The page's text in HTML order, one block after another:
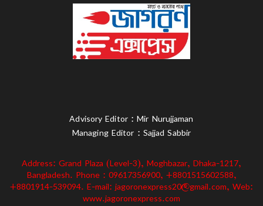
Advisory Editor : Mir Nurujjaman
Managing Editor : Sajjad Sabbir
Address: Grand Plaza (Level-3), Moghbazar, Dhaka-1217,
Bangladesh. Phone : 09617356900, +8801515602588,
+8801914-539094. E-mail: jagoronexpress20@gmail.com, Web:
www.jagoronexpress.com